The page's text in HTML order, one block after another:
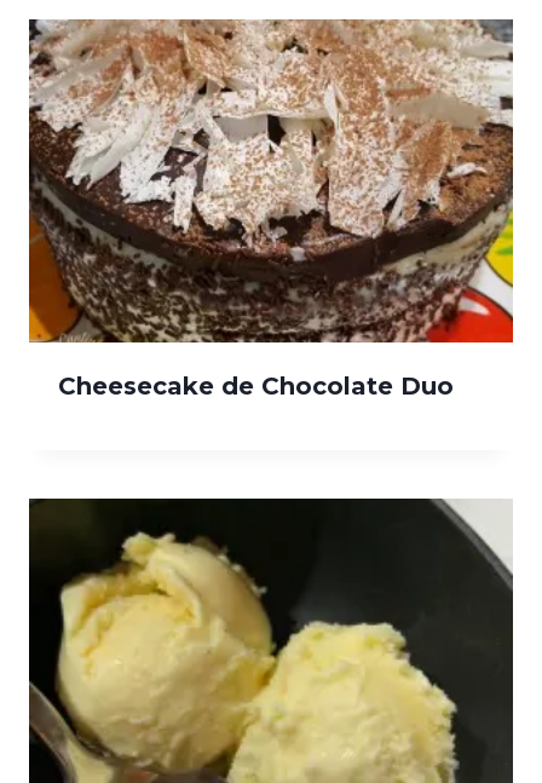
Cheesecake de Chocolate Duo